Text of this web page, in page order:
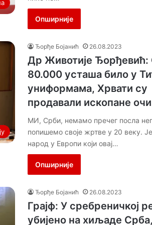
Опширније
Ђорђе Бојанић 26.08.2023
Др Животије Ђорђевић:
80.000 усташа било у
униформама, Хрвати су
продавали ископане
МИ, Срби, немамо пречег посла
попишемо своје жртве у 20 веку.
народ у Европи који овај…
Опширније
Ђорђе Бојанић 26.08.2023
Грајф: У сребреничкој
убијено на хиљаде Срба,